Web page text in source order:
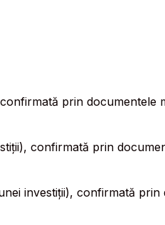
prin documentele
confirmată prin
investiții), confirmată prin